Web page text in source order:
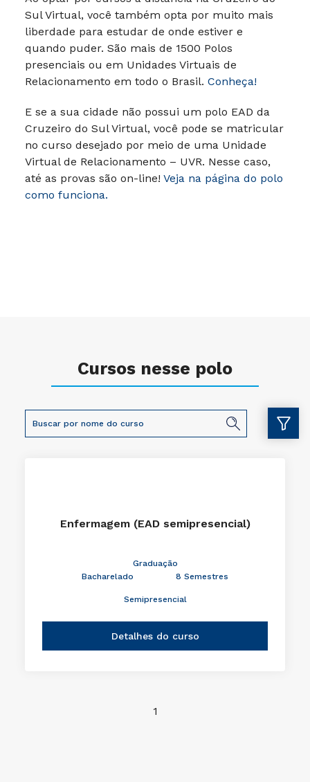
Sul Virtual, você também opta por muito mais
liberdade para estudar de onde estiver e
quando puder. São mais de 1500 Polos
presenciais ou em Unidades Virtuais de
Relacionamento em todo o Brasil. Conheça!
E se a sua cidade não possui um polo EAD da
Cruzeiro do Sul Virtual, você pode se matricular
no curso desejado por meio de uma Unidade
Virtual de Relacionamento – UVR. Nesse caso,
até as provas são on-line! Veja na página do polo
como funciona.
Cursos nesse polo
Enfermagem (EAD semipresencial)
Graduação
Bacharelado
8 Semestres
Semipresencial
Detalhes do curso
1